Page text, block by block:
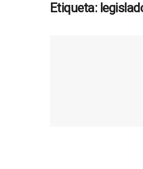
Etiqueta: